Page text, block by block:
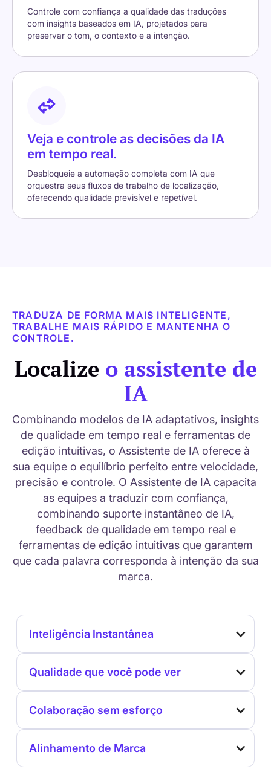
Controle com confiança a qualidade das traduções
com insights baseados em IA, projetados para
preservar o tom, o contexto e a intenção.
Veja e controle as decisões da IA ​​
em tempo real.
Desbloqueie a automação completa com IA que
orquestra seus fluxos de trabalho de localização,
oferecendo qualidade previsível e repetível.
TRADUZA DE FORMA MAIS INTELIGENTE,
TRABALHE MAIS RÁPIDO E MANTENHA O
CONTROLE.
Localize o assistente de
IA
Combinando modelos de IA adaptativos, insights
de qualidade em tempo real e ferramentas de
edição intuitivas, o Assistente de IA oferece à
sua equipe o equilíbrio perfeito entre velocidade,
precisão e controle. O Assistente de IA capacita
as equipes a traduzir com confiança,
combinando suporte instantâneo de IA,
feedback de qualidade em tempo real e
ferramentas de edição intuitivas que garantem
que cada palavra corresponda à intenção da sua
marca.
Inteligência Instantânea
Qualidade que você pode ver
Colaboração sem esforço
Alinhamento de Marca